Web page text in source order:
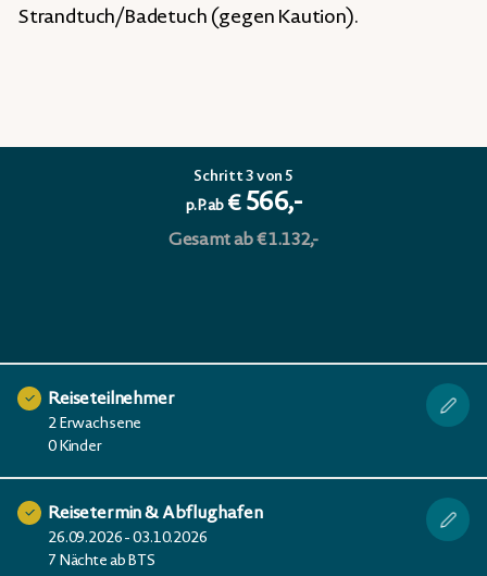
Strandtuch/Badetuch (gegen Kaution).
Schritt 3 von 5
p.P. ab €566,-
Gesamt ab € 1.132,-
Reiseteilnehmer
2 Erwachsene
0 Kinder
Reisetermin & Abflughafen
26.09.2026 - 03.10.2026
7 Nächte ab BTS